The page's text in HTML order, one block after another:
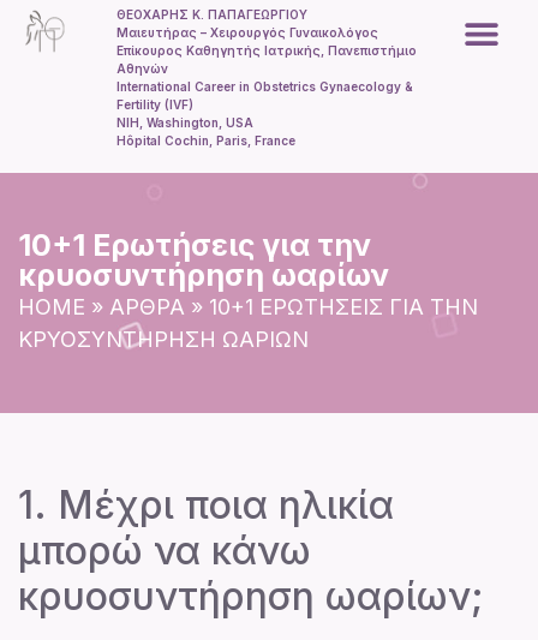
ΘΕΟΧΑΡΗΣ Κ. ΠΑΠΑΓΕΩΡΓΙΟΥ
Μαιευτήρας – Χειρουργός Γυναικολόγος
Επίκουρος Καθηγητής Ιατρικής, Πανεπιστήμιο
Αθηνών
International Career in Obstetrics Gynaecology &
Fertility (IVF)
NIH, Washington, USA
Hôpital Cochin, Paris, France
10+1 Ερωτήσεις για την
κρυοσυντήρηση ωαρίων
HOME » ΑΡΘΡΑ » 10+1 ΕΡΩΤΉΣΕΙΣ ΓΙΑ ΤΗΝ
ΚΡΥΟΣΥΝΤΉΡΗΣΗ ΩΑΡΊΩΝ
1. Μέχρι ποια ηλικία
μπορώ να κάνω
κρυοσυντήρηση ωαρίων;